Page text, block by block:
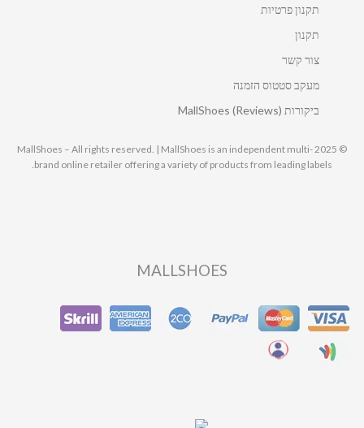
תקנון פרטיות
תקנון
צור קשר
מעקב סטטוס הזמנה
ביקורות MallShoes (Reviews)
© 2025 MallShoes – All rights reserved. | MallShoes is an independent multi-
brand online retailer offering a variety of products from leading labels.
MALLSHOES